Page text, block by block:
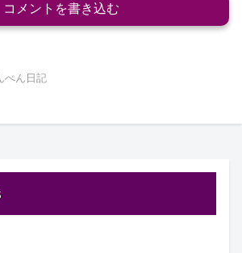
コメントを書き込む
ぺん日記